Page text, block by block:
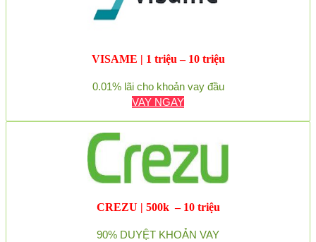
VISAME | 1 triệu – 10 triệu
0.01% lãi cho khoản vay đầu
VAY NGAY
CREZU | 500k – 10 triệu
90% DUYỆT KHOẢN VAY